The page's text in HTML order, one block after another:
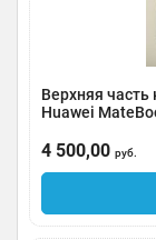
Верхняя часть
Huawei
Артикул: 0096-
4 500,00 руб.